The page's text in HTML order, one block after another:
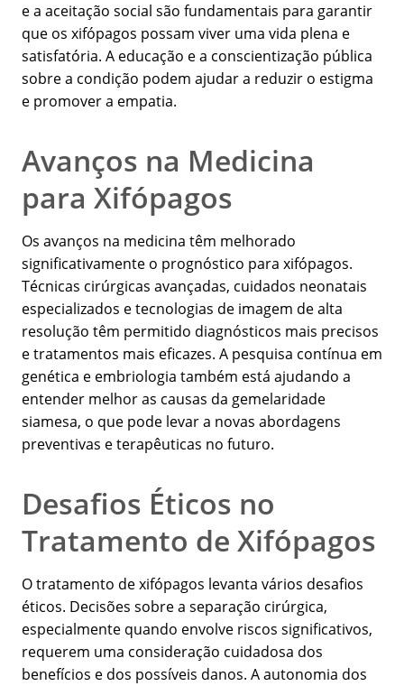
e a aceitação social são fundamentais para garantir
que os xifópagos possam viver uma vida plena e
satisfatória. A educação e a conscientização pública
sobre a condição podem ajudar a reduzir o estigma
e promover a empatia.
Avanços na Medicina
para Xifópagos
Os avanços na medicina têm melhorado
significativamente o prognóstico para xifópagos.
Técnicas cirúrgicas avançadas, cuidados neonatais
especializados e tecnologias de imagem de alta
resolução têm permitido diagnósticos mais precisos
e tratamentos mais eficazes. A pesquisa contínua em
genética e embriologia também está ajudando a
entender melhor as causas da gemelaridade
siamesa, o que pode levar a novas abordagens
preventivas e terapêuticas no futuro.
Desafios Éticos no
Tratamento de Xifópagos
O tratamento de xifópagos levanta vários desafios
éticos. Decisões sobre a separação cirúrgica,
especialmente quando envolve riscos significativos,
requerem uma consideração cuidadosa dos
benefícios e dos possíveis danos. A autonomia dos